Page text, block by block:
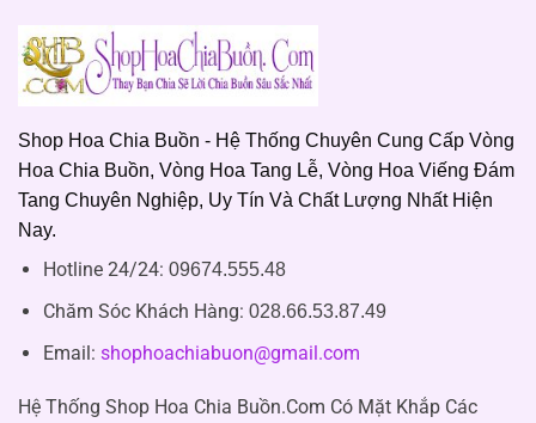
Shop Hoa Chia Buồn - Hệ Thống Chuyên Cung Cấp Vòng
Hoa Chia Buồn, Vòng Hoa Tang Lễ, Vòng Hoa Viếng Đám
Tang Chuyên Nghiệp, Uy Tín Và Chất Lượng Nhất Hiện
Nay.
Hotline 24/24: 09674.555.48
Chăm Sóc Khách Hàng: 028.66.53.87.49
Email: shophoachiabuon@gmail.com
Hệ Thống Shop Hoa Chia Buồn.Com Có Mặt Khắp Các